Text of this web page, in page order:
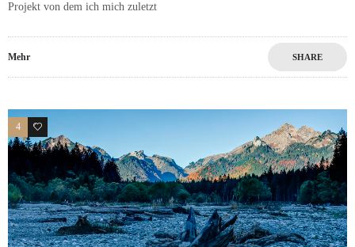
Projekt von dem ich mich zuletzt
Mehr SHARE
4 0